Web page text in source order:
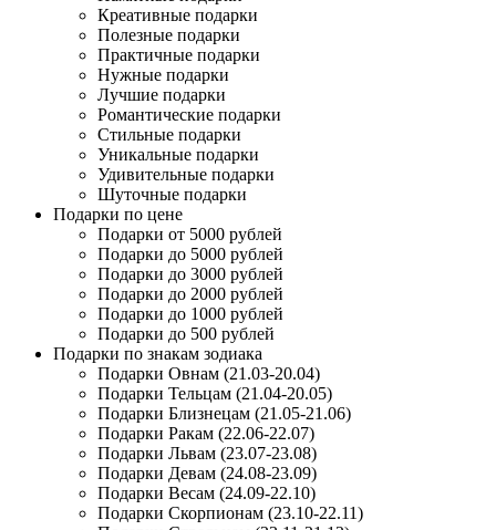
Креативные подарки
Полезные подарки
Практичные подарки
Нужные подарки
Лучшие подарки
Романтические подарки
Стильные подарки
Уникальные подарки
Удивительные подарки
Шуточные подарки
Подарки по цене
Подарки от 5000 рублей
Подарки до 5000 рублей
Подарки до 3000 рублей
Подарки до 2000 рублей
Подарки до 1000 рублей
Подарки до 500 рублей
Подарки по знакам зодиака
Подарки Овнам (21.03-20.04)
Подарки Тельцам (21.04-20.05)
Подарки Близнецам (21.05-21.06)
Подарки Ракам (22.06-22.07)
Подарки Львам (23.07-23.08)
Подарки Девам (24.08-23.09)
Подарки Весам (24.09-22.10)
Подарки Скорпионам (23.10-22.11)